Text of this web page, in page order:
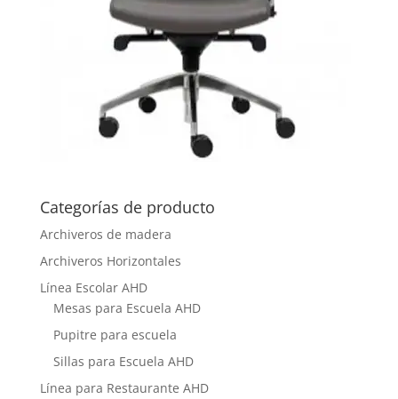
Categorías de producto
Archiveros de madera
Archiveros Horizontales
Línea Escolar AHD
Mesas para Escuela AHD
Pupitre para escuela
Sillas para Escuela AHD
Línea para Restaurante AHD